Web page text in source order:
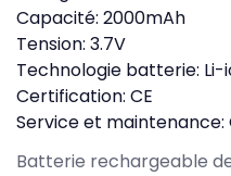
Capacité: 2000mAh
Tension: 3.7V
Technologie batterie: Li-
Certification: CE
Service et maintenance:
Batterie rechargeable